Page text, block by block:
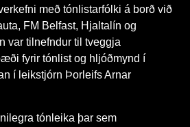
með tónlistarfólki á borð við
FM Belfast, Hjaltalín og
var tilnefndur til tveggja
fyrir tónlist og hljóðmynd í
í leikstjórn Þorleifs Arnar
tónleika þar sem